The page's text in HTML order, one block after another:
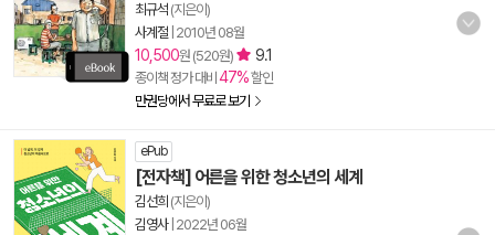
최규석 (지은이)
사계절 2010년 08월
10,500원 (520원) 9.1
종이책 정가 대비 47%할인
만권당에서 무료로 보기
ePub
[전자책] 어른을 위한 청소년의 세계
김선희 (지은이)
김영사| 2022년 06월